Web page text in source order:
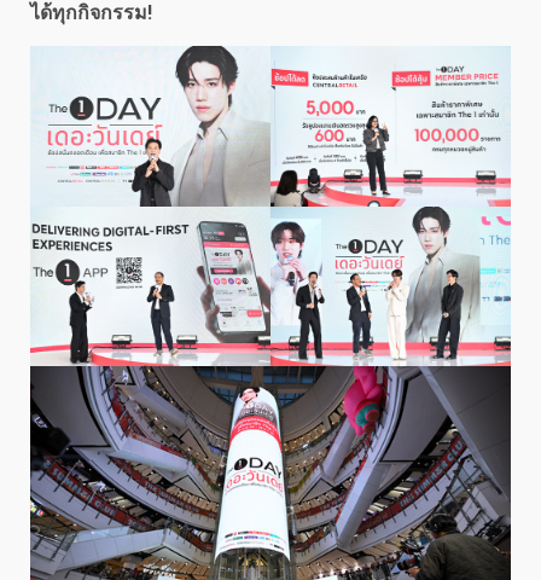
ได้ทุกกิจกรรม!